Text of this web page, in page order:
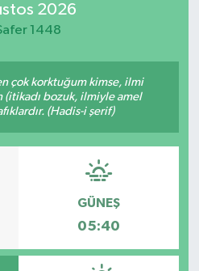
2026
1448
çok korktuğum kimse, ilmi
(itikadı bozuk, ilmiyle amel
(Hadis-i şerif)
GÜNEŞ
05:40